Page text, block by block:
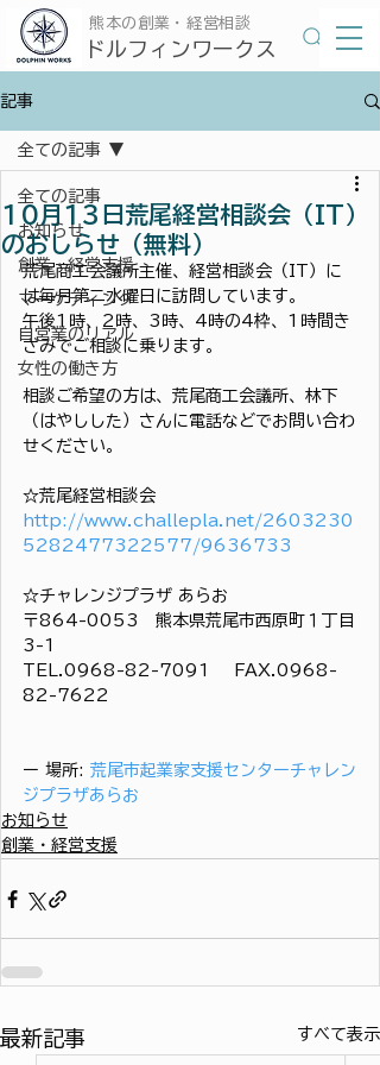
​ドルフィンワークス
​熊本の創業・経営相談
記事
全ての記事
お知らせ
創業・経営支援
マーケティング
自営業のリアル
女性の働き方
全ての記事
10月13日荒尾経営相談会（IT）
のおしらせ（無料）
荒尾商工会議所主催、経営相談会（IT）に
は毎月第二水曜日に訪問しています。
午後1時、2時、3時、4時の4枠、1時間き
ざみでご相談に乗ります。
相談ご希望の方は、荒尾商工会議所、林下
（はやしした）さんに電話などでお問い合わ
せください。
☆荒尾経営相談会
http://www.challepla.net/2603230
5282477322577/9636733
☆チャレンジプラザ あらお
〒864-0053　熊本県荒尾市西原町１丁目
3-1
TEL.0968-82-7091 　FAX.0968-
82-7622
ー 場所: 荒尾市起業家支援センターチャレン
ジプラザあらお
お知らせ
創業・経営支援
最新記事 すべて表示